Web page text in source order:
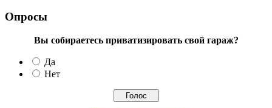
Опросы
Вы собираетесь приватизировать свой гараж?
Да
Нет